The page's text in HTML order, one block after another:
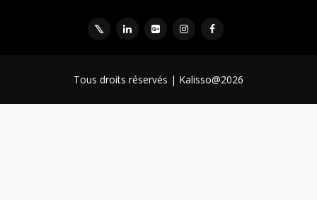
Tous droits réservés | Kalisso@2026